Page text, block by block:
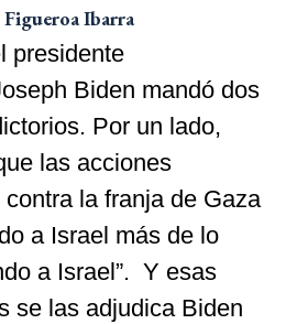
Figueroa Ibarra
presidente
Biden mandó dos
Por un lado,
las acciones
la franja de Gaza
a Israel más de lo
a Israel”. Y esas
se las adjudica Biden